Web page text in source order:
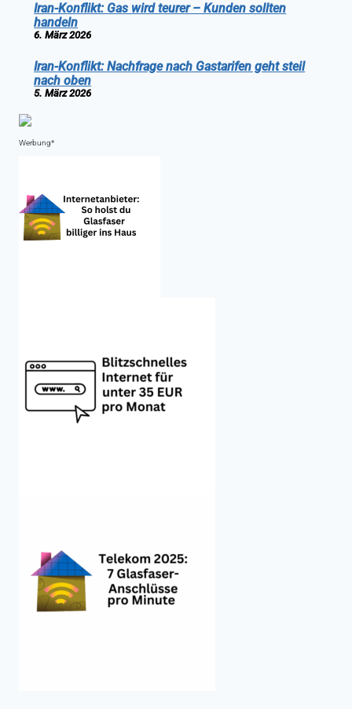
Iran-Konflikt: Gas wird teurer – Kunden sollten
handeln
6. März 2026
Iran-Konflikt: Nachfrage nach Gastarifen geht steil
nach oben
5. März 2026
Werbung*